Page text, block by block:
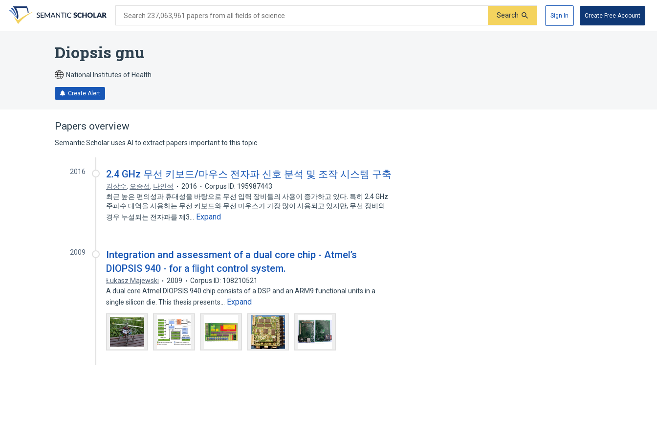
search
form
content
account
menu
Search 237,063,961 papers from all fields of science Search Sign In Create Free Account
Diopsis gnu
National Institutes of Health
Create Alert
Papers overview
Semantic Scholar uses AI to extract papers important to this topic.
2016 2.4 GHz 무선 키보드/마우스 전자파 신호 분석 및 조작 시스템 구축
김상수, 오승섭, 나인석 2016
Corpus ID: 195987443
최근 높은 편의성과 휴대성을 바탕으로 무선 입력 장비들의 사용이 증가하고 있다. 특히 2.4 GHz
주파수 대역을 사용하는 무선 키보드와 무선 마우스가 가장 많이 사용되고 있지만, 무선 장비의
경우 누설되는 전자파를 제3…
Expand
2009
Integration and assessment of a dual core chip - Atmel’s
DIOPSIS 940 - for a ﬂight control system.
Łukasz Majewski 2009
Corpus ID: 108210521
A dual core Atmel DIOPSIS 940 chip consists of a DSP and an ARM9 functional units in a
single silicon die. This thesis presents…
Expand